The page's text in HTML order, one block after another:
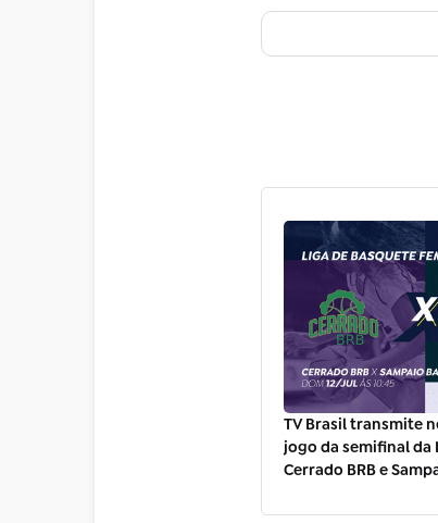
TV Brasil transmite
jogo da semifinal da
Cerrado BRB e